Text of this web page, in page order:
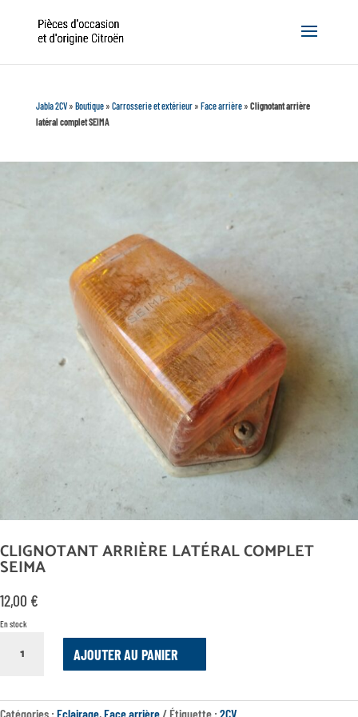
Jabla 2CV» Boutique» Carrosserie et extérieur» Face arrière» Clignotant arrière
latéral complet SEIMA
CLIGNOTANT ARRIÈRE LATÉRAL COMPLET
SEIMA
12,00 €
En stock
LATÉRAL
AJOUTER AU PANIER
Catégories : Eclairage,Face arrière Étiquette : 2CV